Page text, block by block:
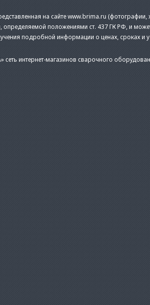
на сайте www.brima.ru (фотографии,
определяемой положениями ст. 437 ГК РФ, и
подробной информации о ценах, сроках и
сеть интернет-магазинов сварочного